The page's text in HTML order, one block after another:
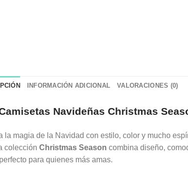
INFORMACIÓN ADICIONAL VALORACIONES (0)
Navideñas Christmas
la magia de la Navidad con estilo, color y mucho
colección Christmas Season combina diseño,
para quienes más amas.